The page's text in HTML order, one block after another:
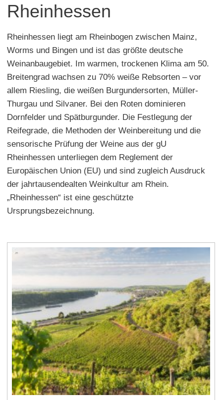
Rheinhessen
Rheinhessen liegt am Rheinbogen zwischen Mainz,
Worms und Bingen und ist das größte deutsche
Weinanbaugebiet. Im warmen, trockenen Klima am 50.
Breitengrad wachsen zu 70% weiße Rebsorten – vor
allem Riesling, die weißen Burgundersorten, Müller-
Thurgau und Silvaner. Bei den Roten dominieren
Dornfelder und Spätburgunder. Die Festlegung der
Reifegrade, die Methoden der Weinbereitung und die
sensorische Prüfung der Weine aus der gU
Rheinhessen unterliegen dem Reglement der
Europäischen Union (EU) und sind zugleich Ausdruck
der jahrtausendealten Weinkultur am Rhein.
„Rheinhessen“ ist eine geschützte
Ursprungsbezeichnung.